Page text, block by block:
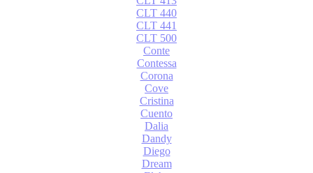
CLT 440
CLT 441
CLT 500
Conte
Contessa
Corona
Cove
Cristina
Cuento
Dalia
Dandy
Diego
Dream